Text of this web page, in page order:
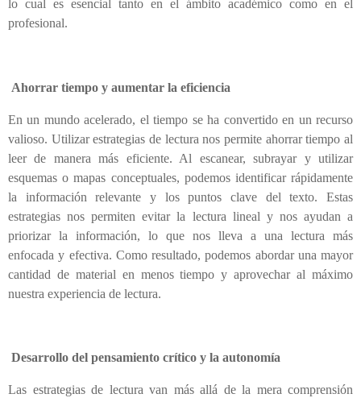
lo cual es esencial tanto en el ámbito académico como en el
profesional.
Ahorrar tiempo y aumentar la eficiencia
En un mundo acelerado, el tiempo se ha convertido en un recurso
valioso. Utilizar estrategias de lectura nos permite ahorrar tiempo al
leer de manera más eficiente. Al escanear, subrayar y utilizar
esquemas o mapas conceptuales, podemos identificar rápidamente
la información relevante y los puntos clave del texto. Estas
estrategias nos permiten evitar la lectura lineal y nos ayudan a
priorizar la información, lo que nos lleva a una lectura más
enfocada y efectiva. Como resultado, podemos abordar una mayor
cantidad de material en menos tiempo y aprovechar al máximo
nuestra experiencia de lectura.
Desarrollo del pensamiento crítico y la autonomía
Las estrategias de lectura van más allá de la mera comprensión